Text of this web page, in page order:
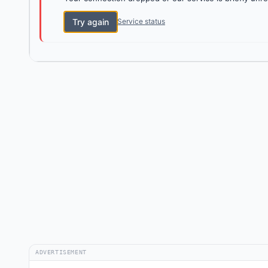
Try again Service status
ADVERTISEMENT